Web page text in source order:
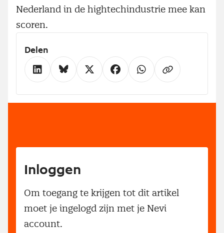
Nederland in de hightechindustrie mee kan
scoren.
Delen
Inloggen
Om toegang te krijgen tot dit artikel
moet je ingelogd zijn met je Nevi
account.